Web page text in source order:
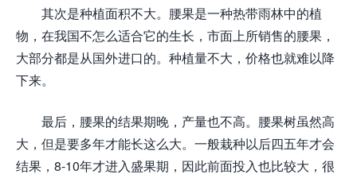
其次是种植面积不大。腰果是一种热带雨林中的植
物，在我国不怎么适合它的生长，市面上所销售的腰果，
大部分都是从国外进口的。种植量不大，价格也就难以降
下来。
最后，腰果的结果期晚，产量也不高。腰果树虽然高
大，但是要多年才能长这么大。一般栽种以后四五年才会
结果，8-10年才进入盛果期，因此前面投入也比较大，很